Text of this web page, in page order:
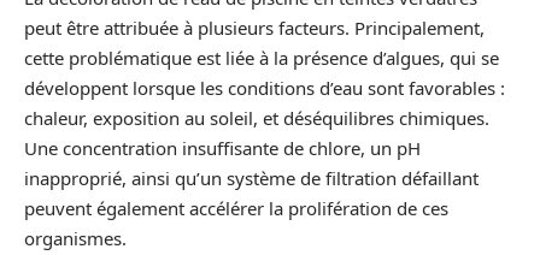
peut être attribuée à plusieurs facteurs. Principalement,
cette problématique est liée à la présence d’algues, qui se
développent lorsque les conditions d’eau sont favorables :
chaleur, exposition au soleil, et déséquilibres chimiques.
Une concentration insuffisante de chlore, un pH
inapproprié, ainsi qu’un système de filtration défaillant
peuvent également accélérer la prolifération de ces
organismes.